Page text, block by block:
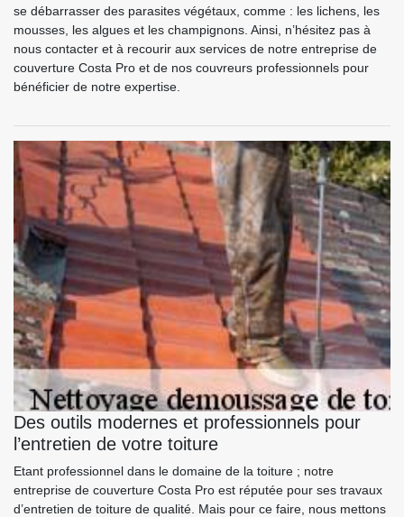
se débarrasser des parasites végétaux, comme : les lichens, les
mousses, les algues et les champignons. Ainsi, n’hésitez pas à
nous contacter et à recourir aux services de notre entreprise de
couverture Costa Pro et de nos couvreurs professionnels pour
bénéficier de notre expertise.
Des outils modernes et professionnels pour
l’entretien de votre toiture
Etant professionnel dans le domaine de la toiture ; notre
entreprise de couverture Costa Pro est réputée pour ses travaux
d’entretien de toiture de qualité. Mais pour ce faire, nous mettons